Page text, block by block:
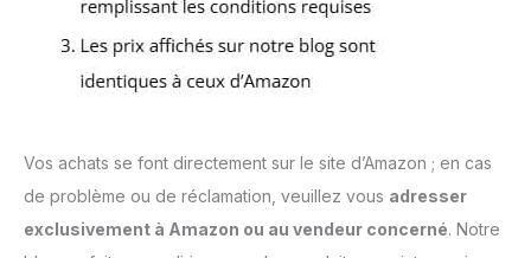
Vos achats se font directement sur le site d’Amazon ; en cas
de problème ou de réclamation, veuillez vous adresser
exclusivement à Amazon ou au vendeur concerné. Notre